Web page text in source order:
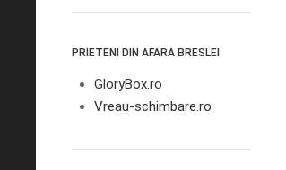
PRIETENI DIN AFARA BRESLEI
GloryBox.ro
Vreau-schimbare.ro